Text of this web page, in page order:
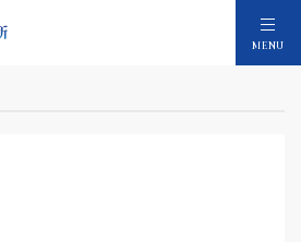
MENU
登録することができる